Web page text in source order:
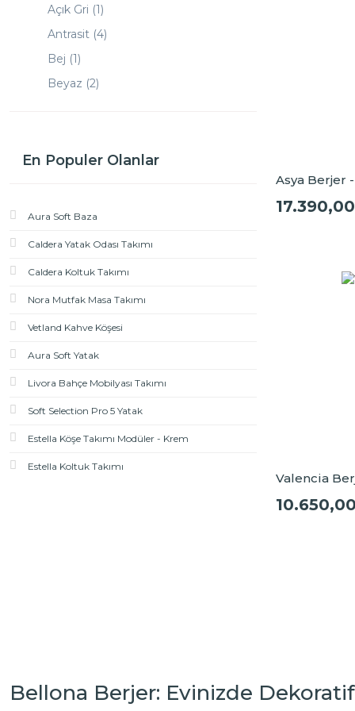
Lucas Somon (1)
Menna Kahve (2)
Merit Krem (1)
Nevada Gri (1)
Nıva Bej (2)
Nora Kiremit (1)
Nora Krem (6)
Nora Sarı (1)
Oscar Mint Yeşili (1)
Oscar Vizon (1)
Rome Vizon (2)
Açık Gri (1)
Antrasit (4)
Bej (1)
Beyaz (2)
Gül Kurusu (1)
Mavi (1)
Vizon (6)
Yeşil (1)
En Populer Olanlar
Aura Soft Baza
Caldera Yatak Odası Takımı
Caldera Koltuk Takımı
Nora Mutfak Masa Takımı
Vetland Kahve Köşesi
Aura Soft Yatak
Livora Bahçe Mobilyası Takımı
Soft Selection Pro 5 Yatak
Estella Köşe Takımı Modüler - Krem
Estella Koltuk Takımı
Asya Berjer
Valencia
Bellona Berjer: Evinizde